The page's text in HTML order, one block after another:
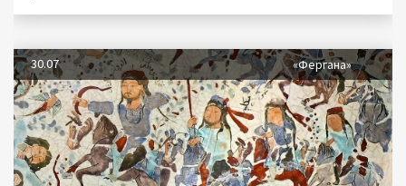
30.07 «Фергана»